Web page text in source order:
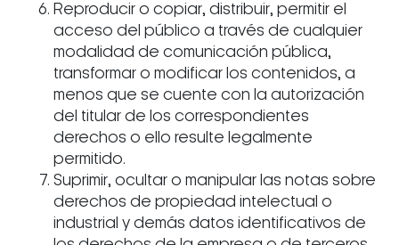
Reproducir o copiar, distribuir, permitir el
acceso del público a través de cualquier
modalidad de comunicación pública,
transformar o modificar los contenidos, a
menos que se cuente con la autorización
del titular de los correspondientes
derechos o ello resulte legalmente
permitido.
Suprimir, ocultar o manipular las notas sobre
derechos de propiedad intelectual o
industrial y demás datos identificativos de